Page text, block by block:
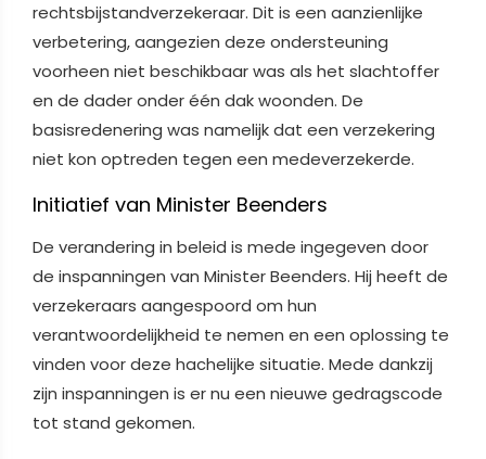
rechtsbijstandverzekeraar. Dit is een aanzienlijke
verbetering, aangezien deze ondersteuning
voorheen niet beschikbaar was als het slachtoffer
en de dader onder één dak woonden. De
basisredenering was namelijk dat een verzekering
niet kon optreden tegen een medeverzekerde.
Initiatief van Minister Beenders
De verandering in beleid is mede ingegeven door
de inspanningen van Minister Beenders. Hij heeft de
verzekeraars aangespoord om hun
verantwoordelijkheid te nemen en een oplossing te
vinden voor deze hachelijke situatie. Mede dankzij
zijn inspanningen is er nu een nieuwe gedragscode
tot stand gekomen.